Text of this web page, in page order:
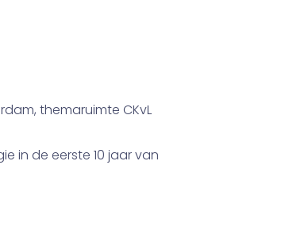
themaruimte CKvL
in de eerste 10 jaar van